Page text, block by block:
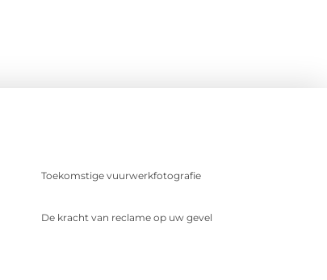
Toekomstige vuurwerkfotografie
De kracht van reclame op uw gevel